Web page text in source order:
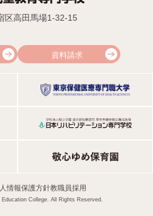
区高田馬場1-32-15
資料請求
情報保護方針教職員採用
College. All Rights Reserved.